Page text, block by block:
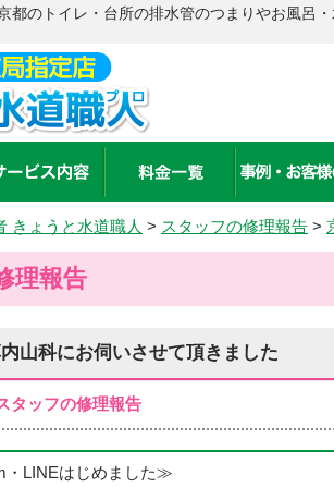
都のトイレ・台所の排水管のつまりやお風
きょうと水道職人 > スタッフの修理報告 >
理報告
山科にお伺いさせて頂きました
タッフの修理報告
・LINEはじめました≫